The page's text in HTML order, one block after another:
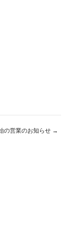
の営業のお知らせ →